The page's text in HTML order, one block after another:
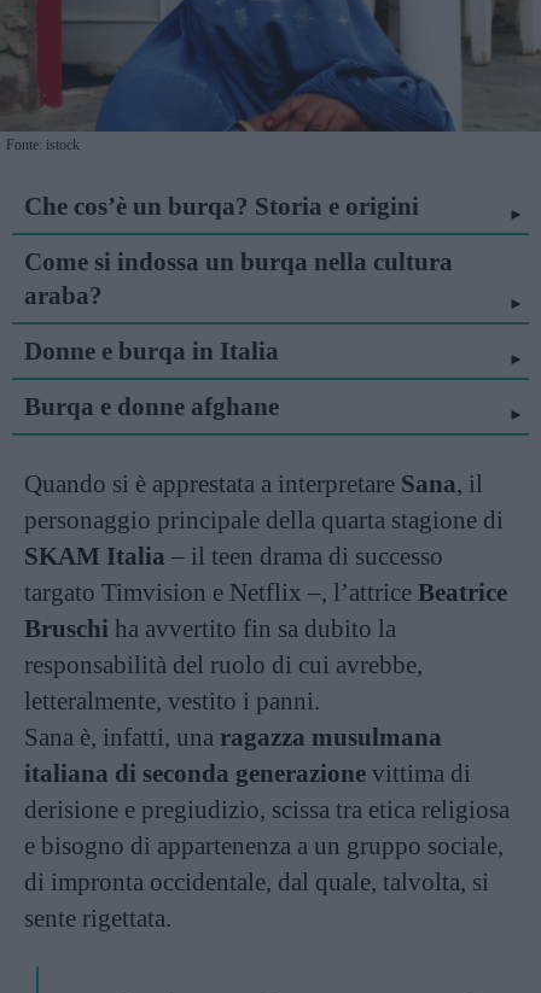
Fonte: istock
Che cos’è un burqa? Storia e origini
Come si indossa un burqa nella cultura
araba?
Donne e burqa in Italia
Burqa e donne afghane
Quando si è apprestata a interpretare Sana, il
personaggio principale della quarta stagione di
SKAM Italia – il teen drama di successo
targato Timvision e Netflix –, l’attrice Beatrice
Bruschi ha avvertito fin sa dubito la
responsabilità del ruolo di cui avrebbe,
letteralmente, vestito i panni.
Sana è, infatti, una ragazza musulmana
italiana di seconda generazione vittima di
derisione e pregiudizio, scissa tra etica religiosa
e bisogno di appartenenza a un gruppo sociale,
di impronta occidentale, dal quale, talvolta, si
sente rigettata.